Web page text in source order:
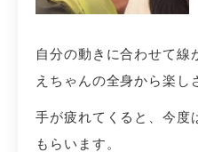
自分の動きに合わせて線
えちゃんの全身から楽し
手が疲れてくると、今度
もらいます。